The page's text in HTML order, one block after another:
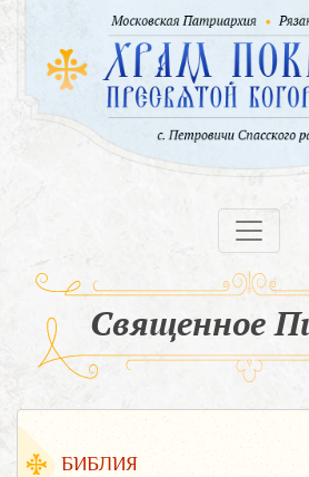
Священное
БИБЛИЯ